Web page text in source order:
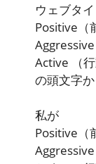
ウェブタ
Positive
Aggressive
Active
（
の頭文字か
私が
Positive
Aggressive